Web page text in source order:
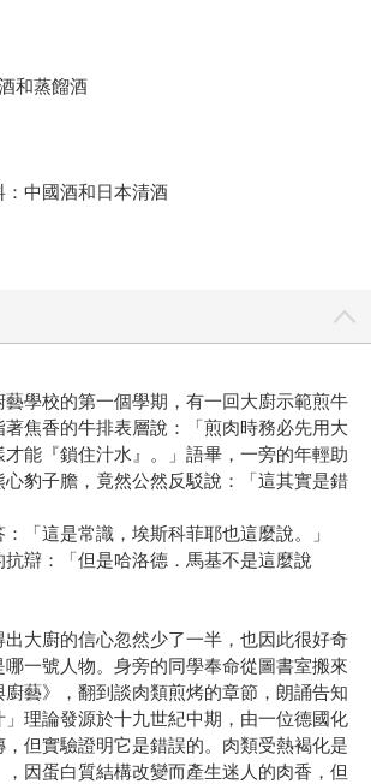
和蒸餾酒
中國酒和日本清酒
校的第一個學期，有一回大廚示範煎牛
焦香的牛排表層說：「煎肉時務必先用大
能『鎖住汁水』。」語畢，一旁的年輕助
豹子膽，竟然公然反駁說：「這其實是錯
這是常識，埃斯科菲耶也這麼說。」
：「但是哈洛德．馬基不是這麼說
廚的信心忽然少了一半，也因此很好奇
一號人物。身旁的同學奉命從圖書室搬來
藝》，翻到談肉類煎烤的章節，朗誦告知
理論發源於十九世紀中期，由一位德國化
但實驗證明它是錯誤的。肉類受熱褐化是
因蛋白質結構改變而產生迷人的肉香，但